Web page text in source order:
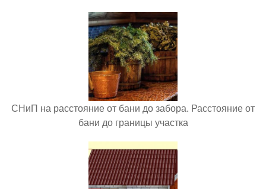
СНиП на расстояние от бани до забора. Расстояние от
бани до границы участка